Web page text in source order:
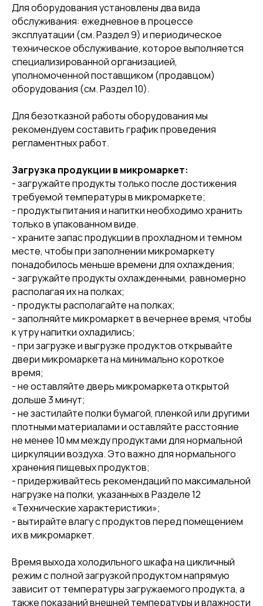
Для оборудования установлены два вида
обслуживания: ежедневное в процессе
эксплуатации (см. Раздел 9) и периодическое
техническое обслуживание, которое выполняется
специализированной организацией,
уполномоченной поставщиком (продавцом)
оборудования (см. Раздел 10).
Для безотказной работы оборудования мы
рекомендуем составить график проведения
регламентных работ.
Загрузка продукции в микромаркет:
- загружайте продукты только после достижения
требуемой температуры в микромаркете;
- продукты питания и напитки необходимо хранить
только в упакованном виде.
- храните запас продукции в прохладном и темном
месте, чтобы при заполнении микромаркету
понадобилось меньше времени для охлаждения;
- загружайте продукты охлажденными, равномерно
располагая их на полках;
- продукты располагайте на полках;
- заполняйте микромаркет в вечернее время, чтобы
к утру напитки охладились;
- при загрузке и выгрузке продуктов открывайте
двери микромаркета на минимально короткое
время;
- не оставляйте дверь микромаркета открытой
дольше 3 минут;
- не застилайте полки бумагой, пленкой или другими
плотными материалами и оставляйте расстояние
не менее 10 мм между продуктами для нормальной
циркуляции воздуха. Это важно для нормального
хранения пищевых продуктов;
- придерживайтесь рекомендаций по максимальной
нагрузке на полки, указанных в Разделе 12
«Технические характеристики»;
- вытирайте влагу с продуктов перед помещением
их в микромаркет.
Время выхода холодильного шкафа на цикличный
режим с полной загрузкой продуктом напрямую
зависит от температуры загружаемого продукта, а
также показаний внешней температуры и влажности